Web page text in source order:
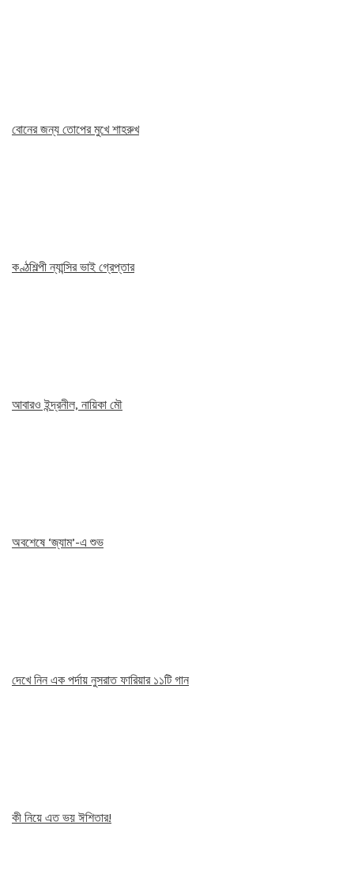
বোনের জন্য তোপের মুখে শাহরুখ
কণ্ঠশিল্পী ন্যান্সির ভাই গ্রেপ্তার
আবারও ইন্দ্রনীল, নায়িকা মৌ
অবশেষে ‘জ্যাম’-এ শুভ
দেখে নিন এক পর্দায় নুসরাত ফারিয়ার ১১টি গান
কী নিয়ে এত ভয় ঈশিতার!